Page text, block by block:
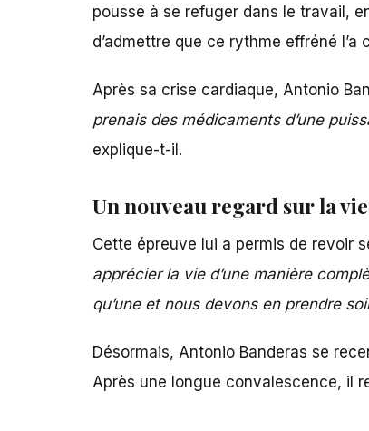
poussé à se refuger dans le travail,
d’admettre que ce rythme effréné l’a
Après sa crise cardiaque, Antonio
prenais des médicaments d’une
explique-t-il.
Un nouveau regard sur la vie
Cette épreuve lui a permis de revoir
apprécier la vie d’une manière
qu’une et nous devons en prendre
Désormais, Antonio Banderas se
Après une longue convalescence, il